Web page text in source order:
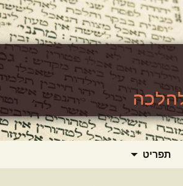
האתר ללימוד סוגיות גמרא
תפריט